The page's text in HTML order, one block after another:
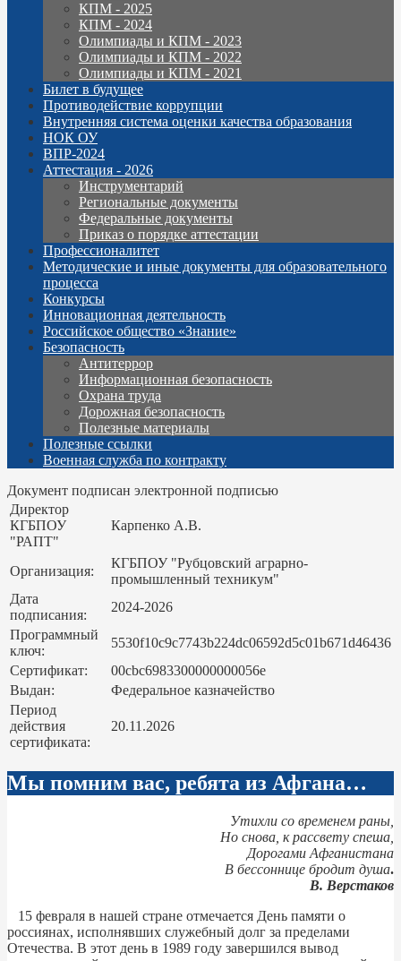
КПМ - 2025
КПМ - 2024
Олимпиады и КПМ - 2023
Олимпиады и КПМ - 2022
Олимпиады и КПМ - 2021
Билет в будущее
Противодействие коррупции
Внутренняя система оценки качества образования
НОК ОУ
ВПР-2024
Аттестация - 2026
Инструментарий
Региональные документы
Федеральные документы
Приказ о порядке аттестации
Профессионалитет
Методические и иные документы для образовательного
процесса
Конкурсы
Инновационная деятельность
Российское общество «Знание»
Безопасность
Антитеррор
Информационная безопасность
Охрана труда
Дорожная безопасность
Полезные материалы
Полезные ссылки
Военная служба по контракту
Документ подписан электронной подписью
Директор
КГБПОУ
"РАПТ"
Карпенко А.В.
Организация:
КГБПОУ "Рубцовский аграрно-
промышленный техникум"
Дата
подписания:
2024-2026
Программный
ключ:
5530f10c9c7743b224dc06592d5c01b671d46436
Сертификат:
00cbc6983300000000056e
Выдан:
Федеральное казначейство
Период
действия
сертификата:
20.11.2026
Мы помним вас, ребята из Афгана…
Утихли со временем раны,
Но снова, к рассвету спеша,
Дорогами Афганистана
В бессоннице бродит душа.
В. Верстаков
15 февраля в нашей стране отмечается День памяти о
россиянах, исполнявших служебный долг за пределами
Отечества. В этот день в 1989 году завершился вывод